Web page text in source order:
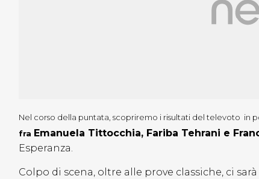
Nel corso della puntata, scopriremo i risultati del televoto in
fra Emanuela Tittocchia, Fariba Tehrani e
Esperanza.
Colpo di scena, oltre alle prove classiche, ci